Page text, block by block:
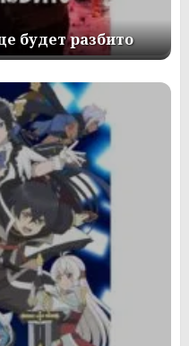
будет разбито